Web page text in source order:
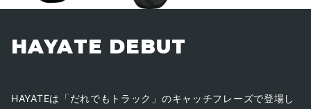
HAYATE DEBUT
HAYATEは「だれでもトラック」のキャッチフレーズで登場し